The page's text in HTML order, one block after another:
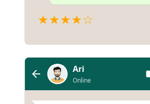
★★★★☆
Ari
Online